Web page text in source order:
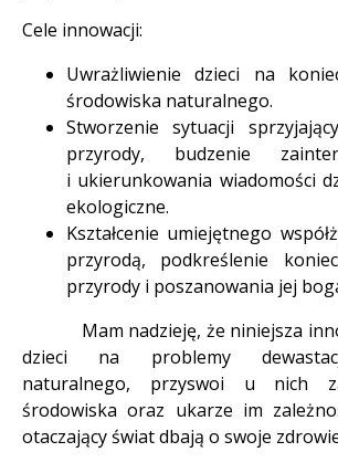
Cele innowacji:
Uwrażliwienie dzieci na
środowiska naturalnego.
Stworzenie sytuacji
przyrody, budzenie
i ukierunkowania wiadomości
ekologiczne.
Kształcenie umiejętnego
przyrodą, podkreślenie
przyrody i poszanowania jej
Mam nadzieję, że niniejsza
dzieci na problemy
naturalnego, przyswoi u nich
środowiska oraz ukarze im
otaczający świat dbają o swoje